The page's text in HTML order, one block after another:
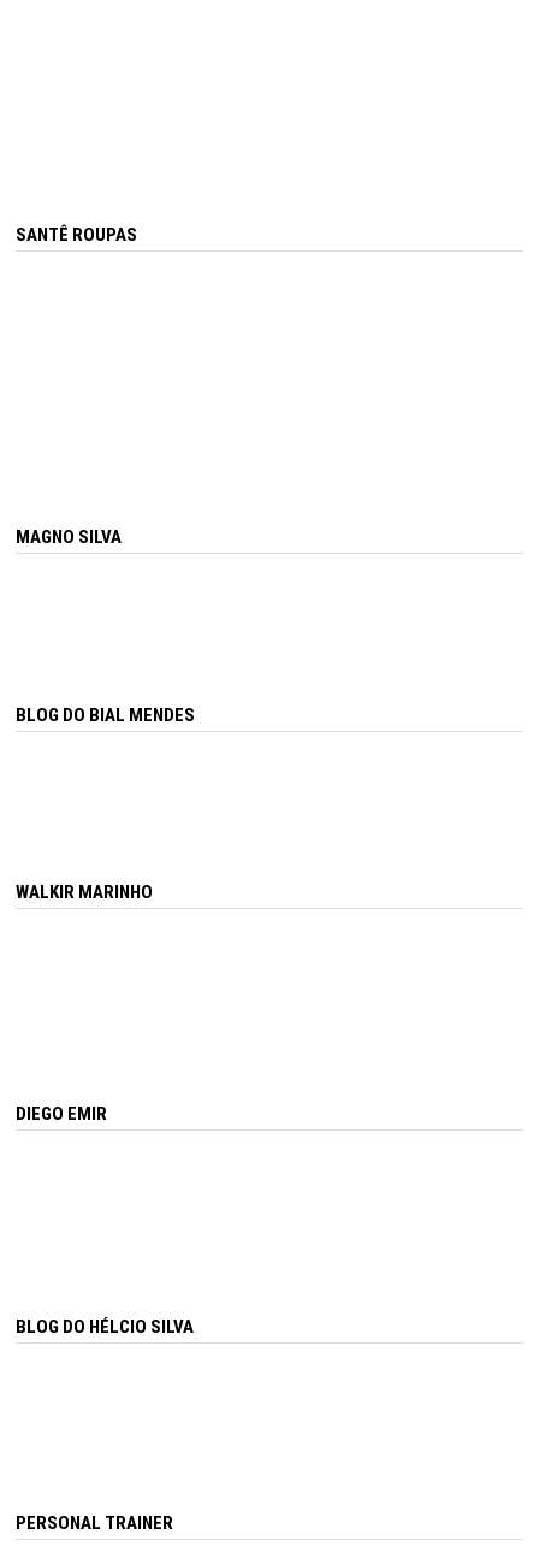
SANTÊ ROUPAS
MAGNO SILVA
BLOG DO BIAL MENDES
WALKIR MARINHO
DIEGO EMIR
BLOG DO HÉLCIO SILVA
PERSONAL TRAINER